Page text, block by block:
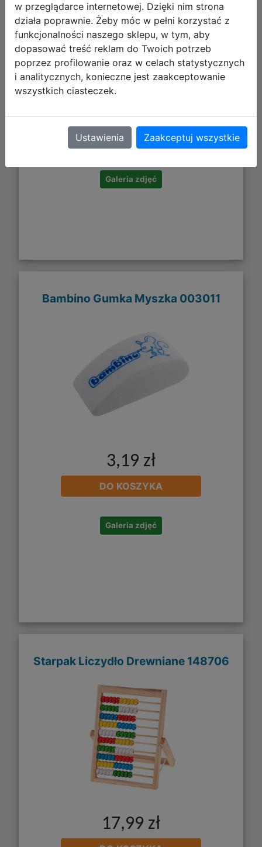
5,08 zł
DO KOSZYKA
Galeria zdjęć
Bambino Gumka Myszka 003011
3,19 zł
DO KOSZYKA
Galeria zdjęć
Starpak Liczydło Drewniane 148706
17,99 zł
w przeglądarce internetowej. Dzięki nim strona
działa poprawnie. Żeby móc w pełni korzystać z
funkcjonalności naszego sklepu, w tym, aby
dopasować treść reklam do Twoich potrzeb
poprzez profilowanie oraz w celach statystycznych
i analitycznych, konieczne jest zaakceptowanie
wszystkich ciasteczek.
Ustawienia Zaakceptuj wszystkie